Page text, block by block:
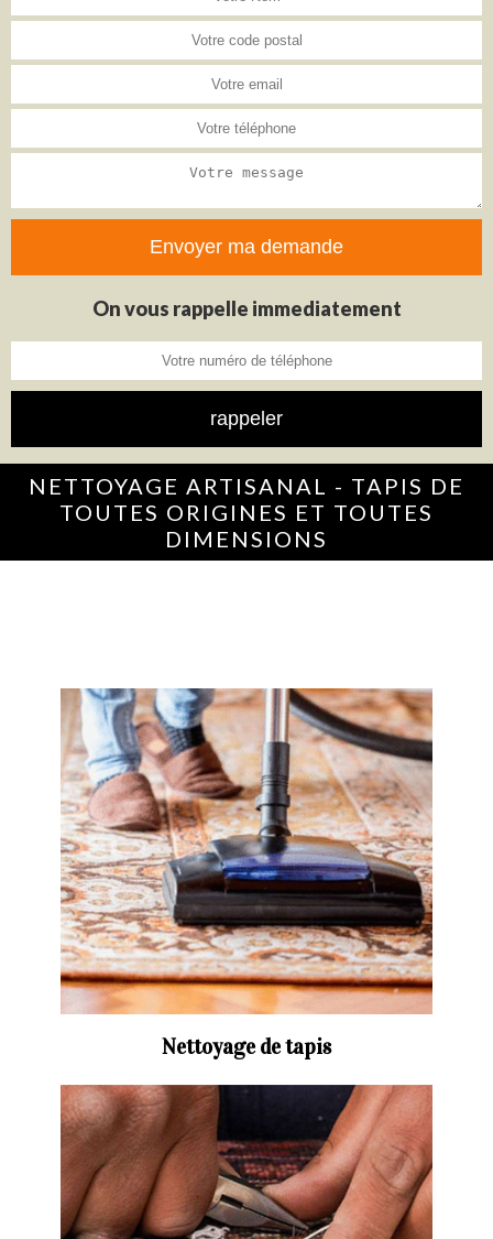
On vous rappelle immediatement
NETTOYAGE ARTISANAL - TAPIS DE
TOUTES ORIGINES ET TOUTES
DIMENSIONS
Nettoyage de tapis